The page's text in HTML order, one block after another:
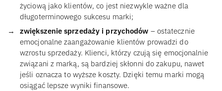
życiową jako klientów, co jest niezwykle ważne dla
długoterminowego sukcesu marki;
zwiększenie sprzedaży i przychodów – ostatecznie
emocjonalne zaangażowanie klientów prowadzi do
wzrostu sprzedaży. Klienci, którzy czują się emocjonalnie
związani z marką, są bardziej skłonni do zakupu, nawet
jeśli oznacza to wyższe koszty. Dzięki temu marki mogą
osiągać lepsze wyniki finansowe.